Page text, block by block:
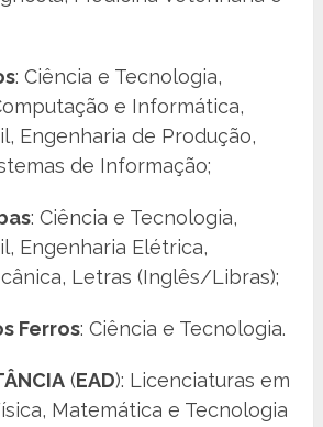
: Ciência e Tecnologia,
e Informática,
Engenharia de Produção,
de Informação;
: Ciência e Tecnologia,
Engenharia Elétrica,
Letras (Inglês/Libras);
Ferros: Ciência e Tecnologia.
(EAD): Licenciaturas em
Matemática e Tecnologia